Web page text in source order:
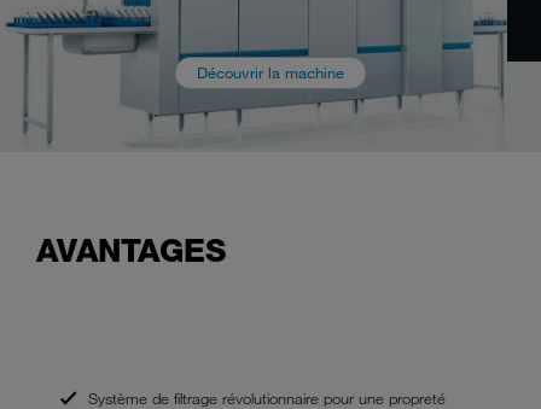
Découvrir la machine
AVANTAGES
Système de filtrage révolutionnaire pour une propreté